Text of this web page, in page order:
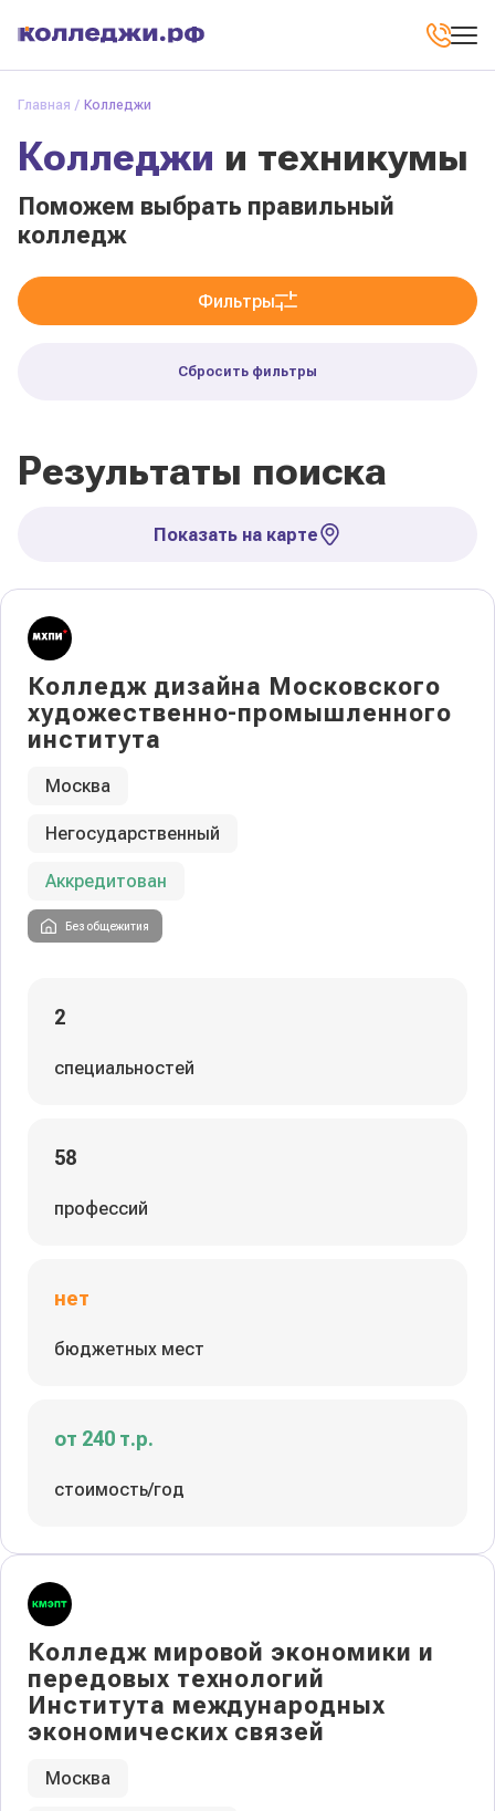
Главная Колледжи
Колледжи и техникумы
Поможем выбрать правильный
колледж
Фильтры
Сбросить фильтры
Результаты поиска
Показать на карте
Колледж дизайна Московского
художественно-промышленного
института
Москва
Негосударственный
Аккредитован
Без общежития
2
специальностей
58
профессий
нет
бюджетных мест
от 240 т.р.
стоимость/год
Колледж мировой экономики и
передовых технологий
Института международных
экономических связей
Москва